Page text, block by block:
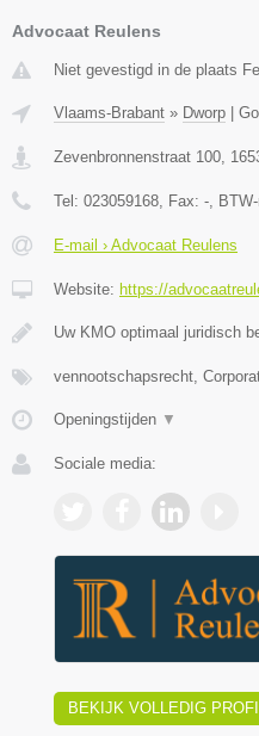
Advocaat Reulens
Niet gevestigd in de plaats
Vlaams-Brabant » Dworp
Zevenbronnenstraat 100
Tel: 023059168 , Fax: - ,
E-mail › Advocaat Reulens
Website: https://
Uw KMO optimaal juridisch
vennootschapsrecht,
Openingstijden ▼
Sociale media:
BEKIJK VOLLEDIG